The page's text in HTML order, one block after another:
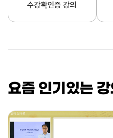
수강확인증 강의
요즘 인기있는 강